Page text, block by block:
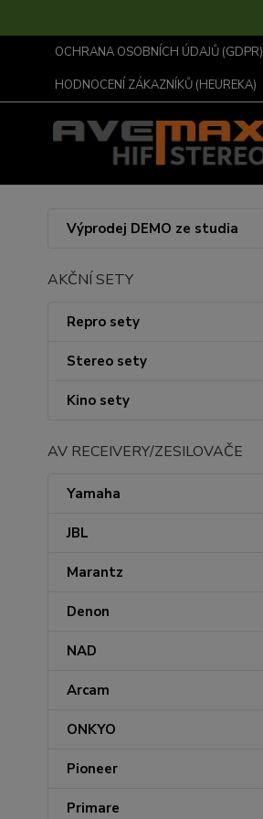
OCHRANA OSOBNÍCH ÚDAJŮ (GDPR)
HODNOCENÍ ZÁKAZNÍKŮ (HEUREKA)
Výprodej DEMO ze studia
AKČNÍ SETY
Repro sety
Stereo sety
Kino sety
AV RECEIVERY/ZESILOVAČE
Yamaha
JBL
Marantz
Denon
NAD
Arcam
ONKYO
Pioneer
Primare